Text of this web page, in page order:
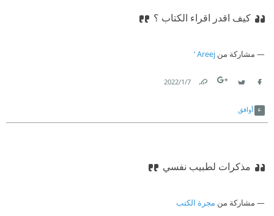
كيف اقدر اقراء الكتاب ؟
مشاركة من Areej ‘
7‏/1‏/2022
أوافق
مذكرات لطبيب نفسي
مشاركة من مجرة الكتب